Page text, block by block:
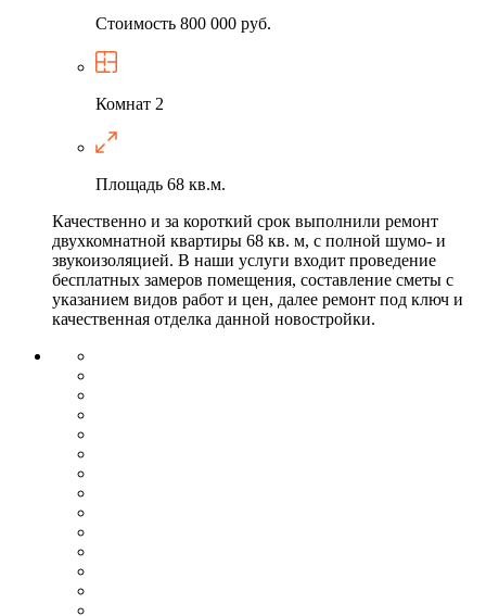
Стоимость 800 000 руб.
Комнат 2
Площадь 68 кв.м.
Качественно и за короткий срок выполнили ремонт
двухкомнатной квартиры 68 кв. м, с полной шумо- и
звукоизоляцией. В наши услуги входит проведение
бесплатных замеров помещения, составление сметы с
указанием видов работ и цен, далее ремонт под ключ и
качественная отделка данной новостройки.